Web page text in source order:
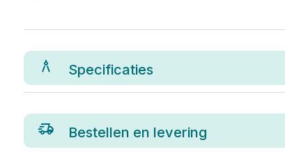
Specificaties
Bestellen en levering